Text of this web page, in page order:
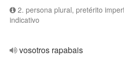
2. persona plural, pretérito
indicativo
vosotros rapabais